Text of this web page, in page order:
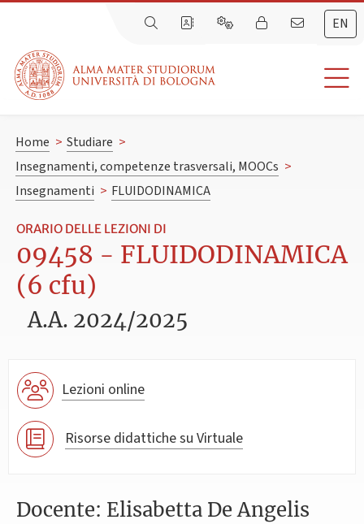
EN
Home > Studiare >
Insegnamenti, competenze trasversali, MOOCs >
Insegnamenti > FLUIDODINAMICA
ORARIO DELLE LEZIONI DI
09458 - FLUIDODINAMICA
(6 cfu)
A.A. 2024/2025
Lezioni online
Risorse didattiche su Virtuale
Docente: Elisabetta De Angelis